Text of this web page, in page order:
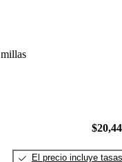
El precio incluye tasas